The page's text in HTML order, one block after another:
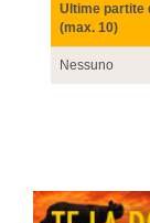
Ultime partite
(max. 10)
Nessuno